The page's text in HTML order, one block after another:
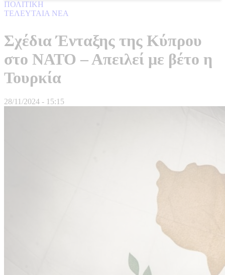
ΠΟΛΙΤΙΚΗ
ΤΕΛΕΥΤΑΙΑ ΝΕΑ
Σχέδια Ένταξης της Κύπρου
στο ΝΑΤΟ – Απειλεί με βέτο η
Τουρκία
28/11/2024 - 15:15